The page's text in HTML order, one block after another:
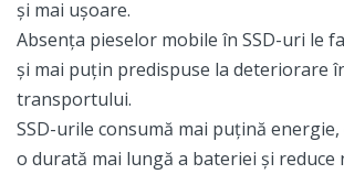
și mai ușoare.
Absența pieselor mobile în SSD-uri le
și mai puțin predispuse la deteriorare
transportului.
SSD-urile consumă mai puțină energie,
o durată mai lungă a bateriei și reduce